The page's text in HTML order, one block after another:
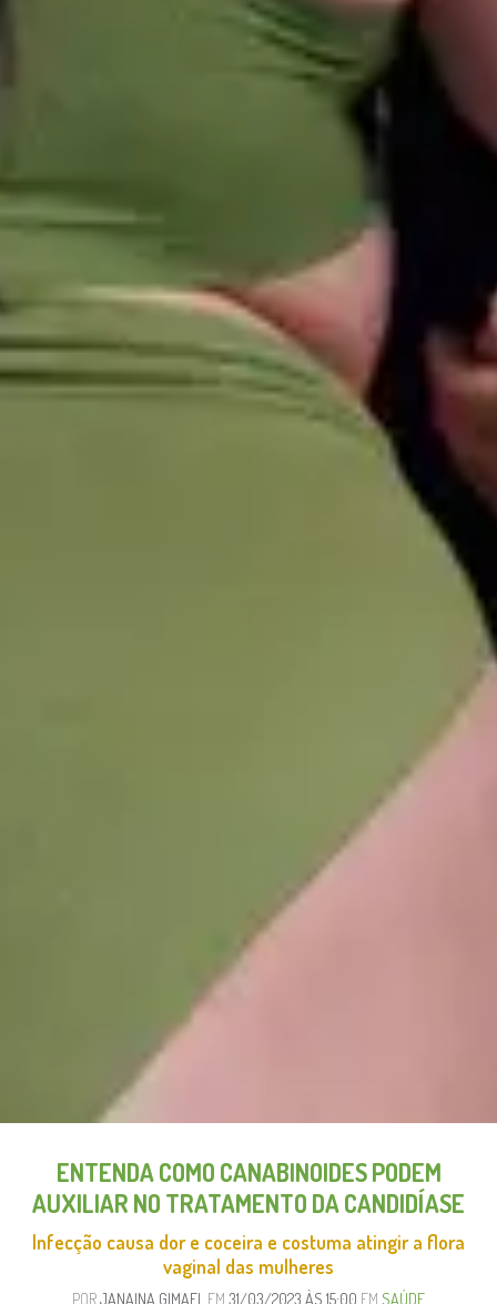
ENTENDA COMO CANABINOIDES PODEM
AUXILIAR NO TRATAMENTO DA CANDIDÍASE
Infecção causa dor e coceira e costuma atingir a flora
vaginal das mulheres
PORJANAINA GIMAEL EM 31/03/2023 ÀS 15:00 EM SAÚDE